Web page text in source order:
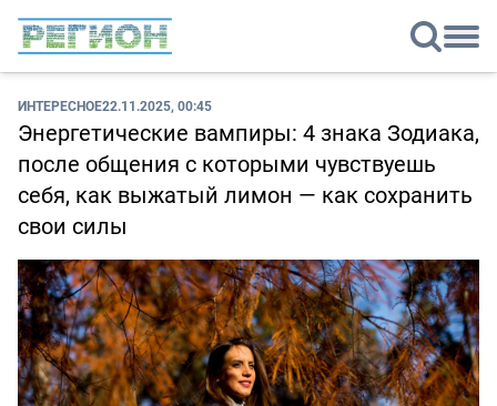
ИНТЕРЕСНОЕ22.11.2025, 00:45
Энергетические вампиры: 4 знака Зодиака,
после общения с которыми чувствуешь
себя, как выжатый лимон — как сохранить
свои силы